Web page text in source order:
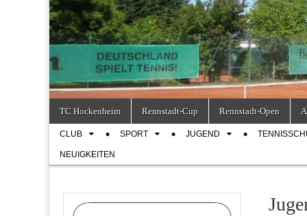
Main
menu
content
TC Hockenheim Rennstadt-Cup Rennstadt-Open
SubCLUB SPORT JUGEND
NEUIGKEITEN